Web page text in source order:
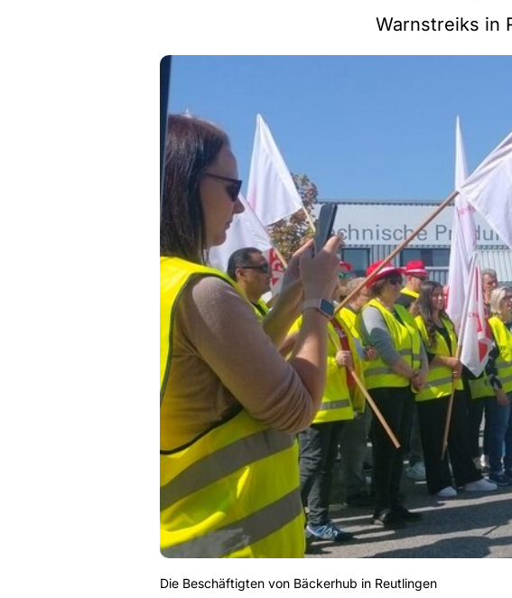
Warnstreiks in
Die Beschäftigten von Bäckerhub in Reutlingen